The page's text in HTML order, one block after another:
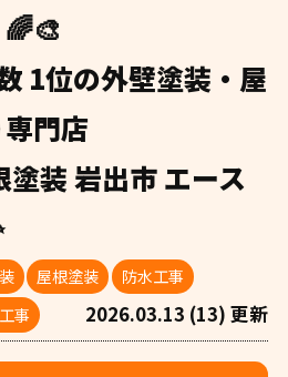
1位の外壁塗装・屋
門店
塗装 岩出市 エース
屋根塗装
防水工事
事 2026.03.13 (13) 更新